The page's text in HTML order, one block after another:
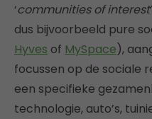
‘communities of interest
dus bijvoorbeeld pure
Hyves of MySpace),
focussen op de sociale
een specifieke
technologie, auto’s,